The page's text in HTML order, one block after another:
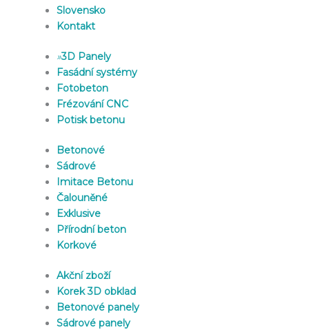
Slovensko
Kontakt
»3D Panely
Fasádní systémy
Fotobeton
Frézování CNC
Potisk betonu
Betonové
Sádrové
Imitace Betonu
Čalouněné
Exklusive
Přírodní beton
Korkové
Akční zboží
Korek 3D obklad
Betonové panely
Sádrové panely